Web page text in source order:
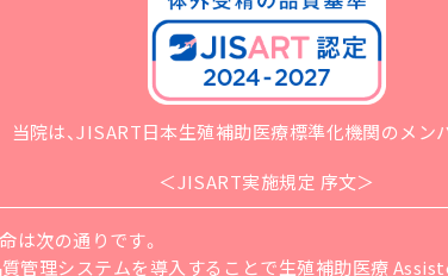
当院は、JISART日本生殖補助医療標準化機関のメン
＜JISART実施規定 序文＞
は次の通りです。
管理システムを導入することで生殖補助医療